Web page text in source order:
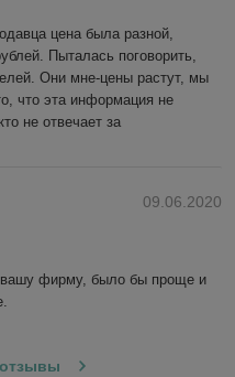
цена была разной,
Пыталась поговорить,
Они мне-цены растут, мы
что эта информация не
не отвечает за
09.06.2020
вашу фирму, было бы проще и